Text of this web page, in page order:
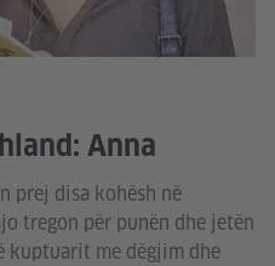
Anna
prej disa kohësh në
tregon për punën dhe jetën
kuptuarit me dëgjim dhe